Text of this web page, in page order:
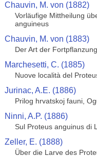
Chauvin, M. von (1882)
Vorläufige Mittheilung
anguineus
Chauvin, M. von (1883)
Der Art der
Marchesetti, C. (1885)
Nuove località del
Jurinac, A.E. (1886)
Prilog hrvatskoj fauni,
Ninni, A.P. (1886)
Sul Proteus anguinus di
Zeller, E. (1888)
Über die Larve des